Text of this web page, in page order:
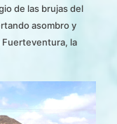
de las brujas del
asombro y
Fuerteventura, la